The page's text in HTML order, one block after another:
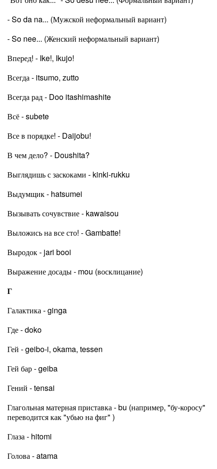
- So da na... (Мужской неформальный вариант)
- So nee... (Женский неформальный вариант)
Вперед! - Ike!, Ikujo!
Всегда - itsumo, zutto
Всегда рад - Doo itashimashite
Всё - subete
Все в порядке! - Daijobu!
В чем дело? - Doushita?
Выглядишь с заскоками - kinki-rukku
Выдумщик - hatsumei
Вызывать сочувствие - kawaisou
Выложись на все сто! - Gambatte!
Выродок - jari booi
Выражение досады - mou (восклицание)
Г
Галактика - ginga
Где - doko
Гей - geibo-i, okama, tessen
Гей бар - geiba
Гений - tensai
Глагольная матерная приставка - bu (например, "бу-коросу"
переводится как "убью на фиг" )
Глаза - hitomi
Голова - atama